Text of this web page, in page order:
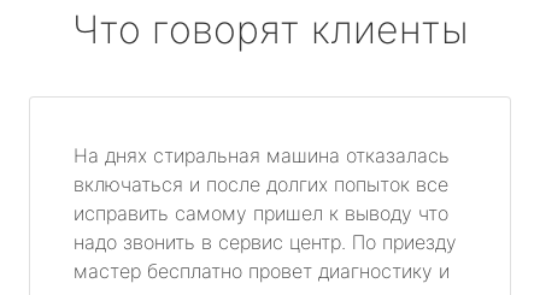
Что говорят клиенты
На днях стиральная машина отказалась
включаться и после долгих попыток все
исправить самому пришел к выводу что
надо звонить в сервис центр. По приезду
мастер бесплатно провет диагностику и